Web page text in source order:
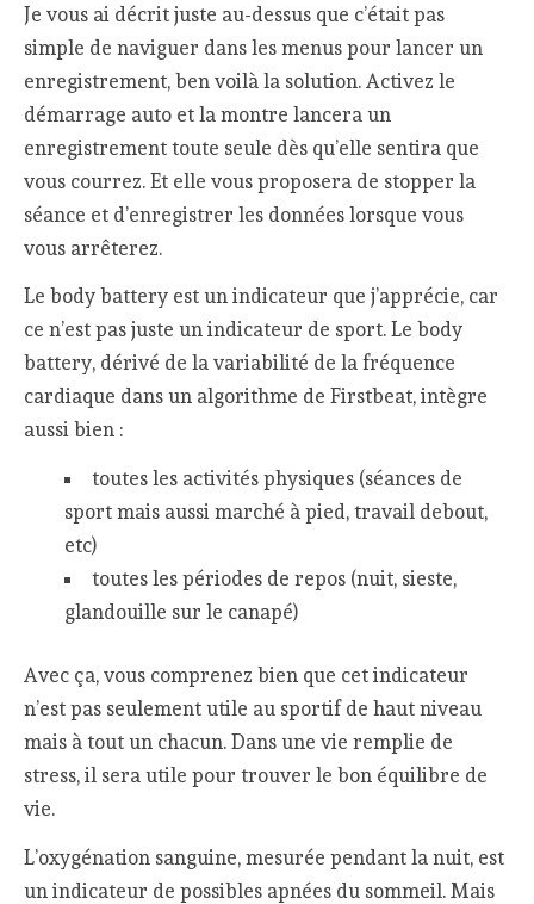
Je vous ai décrit juste au-dessus que c’était pas
simple de naviguer dans les menus pour lancer un
enregistrement, ben voilà la solution. Activez le
démarrage auto et la montre lancera un
enregistrement toute seule dès qu’elle sentira que
vous courrez. Et elle vous proposera de stopper la
séance et d’enregistrer les données lorsque vous
vous arrêterez.
Le body battery est un indicateur que j’apprécie, car
ce n’est pas juste un indicateur de sport. Le body
battery, dérivé de la variabilité de la fréquence
cardiaque dans un algorithme de Firstbeat, intègre
aussi bien :
toutes les activités physiques (séances de
sport mais aussi marché à pied, travail debout,
etc)
toutes les périodes de repos (nuit, sieste,
glandouille sur le canapé)
Avec ça, vous comprenez bien que cet indicateur
n’est pas seulement utile au sportif de haut niveau
mais à tout un chacun. Dans une vie remplie de
stress, il sera utile pour trouver le bon équilibre de
vie.
L’oxygénation sanguine, mesurée pendant la nuit, est
un indicateur de possibles apnées du sommeil. Mais